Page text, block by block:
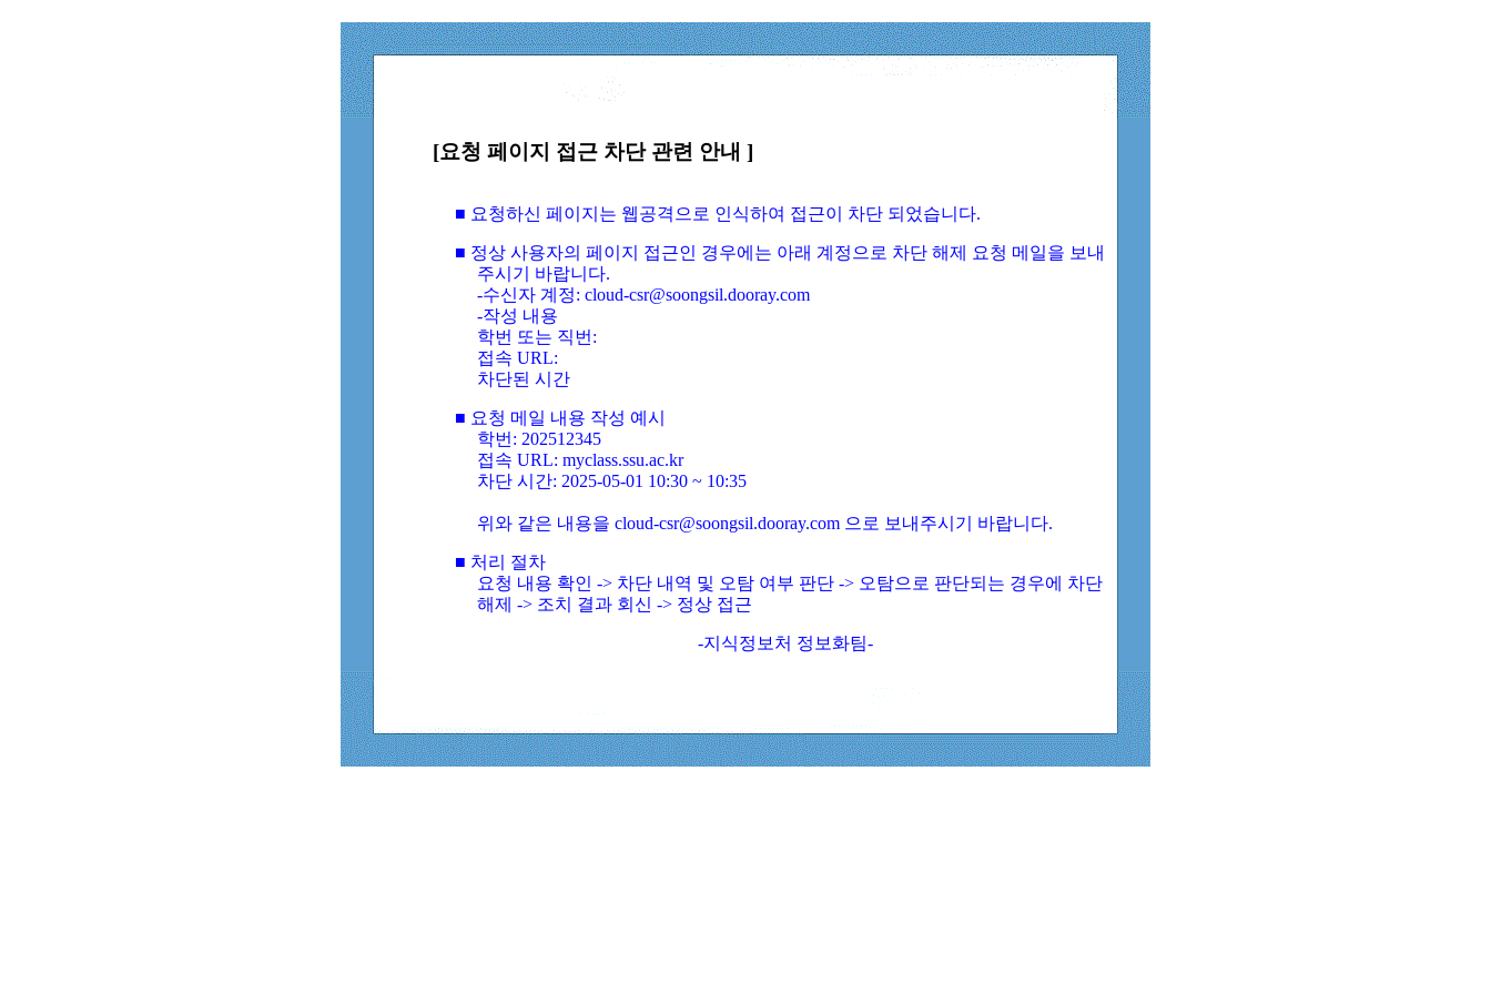
[요청 페이지 접근 차단 관련 안내 ]
■ 요청하신 페이지는 웹공격으로 인식하여 접근이 차단 되었습니다.
■ 정상 사용자의 페이지 접근인 경우에는 아래 계정으로 차단 해제 요청 메일을 보내
주시기 바랍니다.
-수신자 계정: cloud-csr@soongsil.dooray.com
-작성 내용
학번 또는 직번:
접속 URL:
차단된 시간
■ 요청 메일 내용 작성 예시
학번: 202512345
접속 URL: myclass.ssu.ac.kr
차단 시간: 2025-05-01 10:30 ~ 10:35
위와 같은 내용을 cloud-csr@soongsil.dooray.com 으로 보내주시기 바랍니다.
■ 처리 절차
요청 내용 확인 -> 차단 내역 및 오탐 여부 판단 -> 오탐으로 판단되는 경우에 차단
해제 -> 조치 결과 회신 -> 정상 접근
-지식정보처 정보화팀-